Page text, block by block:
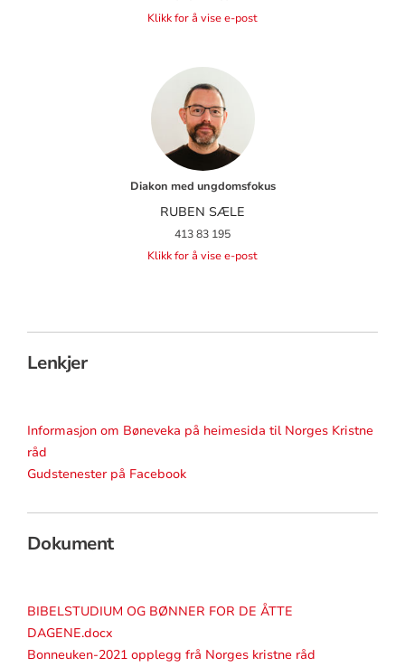
Klikk for å vise e-post
Diakon med ungdomsfokus
RUBEN SÆLE
413 83 195
Klikk for å vise e-post
Lenkjer
Informasjon om Bøneveka på heimesida til Norges Kristne
råd
Gudstenester på Facebook
Dokument
BIBELSTUDIUM OG BØNNER FOR DE ÅTTE
DAGENE.docx
Bonneuken-2021 opplegg frå Norges kristne råd